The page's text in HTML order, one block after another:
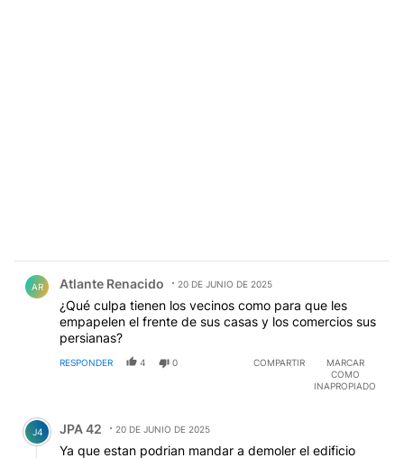
AR Atlante Renacido 20 DE JUNIO DE 2025
¿Qué culpa tienen los vecinos como para que les
empapelen el frente de sus casas y los comercios sus
persianas?
RESPONDER 4 0 COMPARTIR
MARCAR
COMO
INAPROPIADO
Comentario de JPA 42.
J4 JPA 42 20 DE JUNIO DE 2025
Ya que estan podrian mandar a demoler el edificio